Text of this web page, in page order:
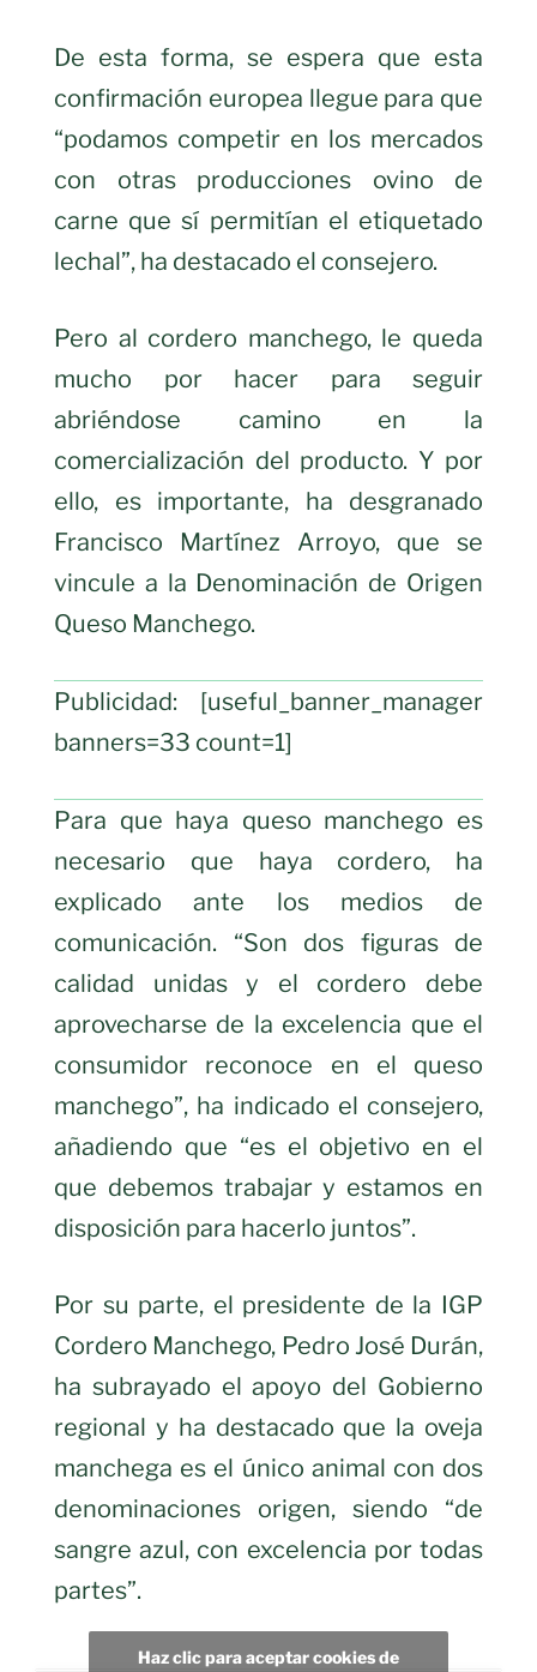
De esta forma, se espera que esta
confirmación europea llegue para que
“podamos competir en los mercados
con otras producciones ovino de
carne que sí permitían el etiquetado
lechal”, ha destacado el consejero.
Pero al cordero manchego, le queda
mucho por hacer para seguir
abriéndose camino en la
comercialización del producto. Y por
ello, es importante, ha desgranado
Francisco Martínez Arroyo, que se
vincule a la Denominación de Origen
Queso Manchego.
Publicidad: [useful_banner_manager
banners=33 count=1]
Para que haya queso manchego es
necesario que haya cordero, ha
explicado ante los medios de
comunicación. “Son dos figuras de
calidad unidas y el cordero debe
aprovecharse de la excelencia que el
consumidor reconoce en el queso
manchego”, ha indicado el consejero,
añadiendo que “es el objetivo en el
que debemos trabajar y estamos en
disposición para hacerlo juntos”.
Por su parte, el presidente de la IGP
Cordero Manchego, Pedro José Durán,
ha subrayado el apoyo del Gobierno
regional y ha destacado que la oveja
manchega es el único animal con dos
denominaciones origen, siendo “de
sangre azul, con excelencia por todas
partes”.
Haz clic para aceptar cookies de